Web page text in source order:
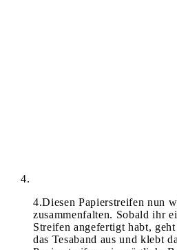
4.Diesen Papierstreifen nun
zusammenfalten. Sobald ihr
Streifen angefertigt habt,
das Tesaband aus und klebt